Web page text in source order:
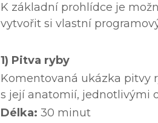
K základní prohlídce je
vytvořit si vlastní
1) Pitva ryby
Komentovaná ukázka pitvy
s její anatomií, jednotlivými
Délka: 30 minut